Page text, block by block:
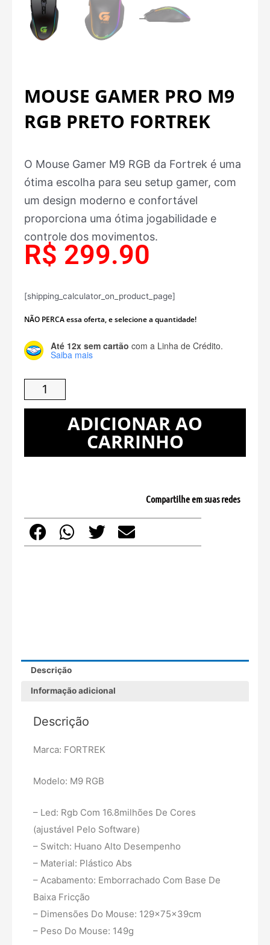
MOUSE GAMER PRO M9
RGB PRETO FORTREK
O Mouse Gamer M9 RGB da Fortrek é uma
ótima escolha para seu setup gamer, com
um design moderno e confortável
proporciona uma ótima jogabilidade e
controle dos movimentos.
R$ 299.90
[shipping_calculator_on_product_page]
NÃO PERCA essa oferta, e selecione a quantidade!
Até 12x sem cartão com a Linha de Crédito.
Saiba mais
MOUSE
GAMER
RGB
ADICIONAR AO
CARRINHO
Compartilhe em suas redes
Descrição
Informação adicional
Descrição
Marca: FORTREK
Modelo: M9 RGB
– Led: Rgb Com 16.8milhões De Cores
(ajustável Pelo Software)
– Switch: Huano Alto Desempenho
– Material: Plástico Abs
– Acabamento: Emborrachado Com Base De
Baixa Fricção
– Dimensões Do Mouse: 129x75x39cm
– Peso Do Mouse: 149g